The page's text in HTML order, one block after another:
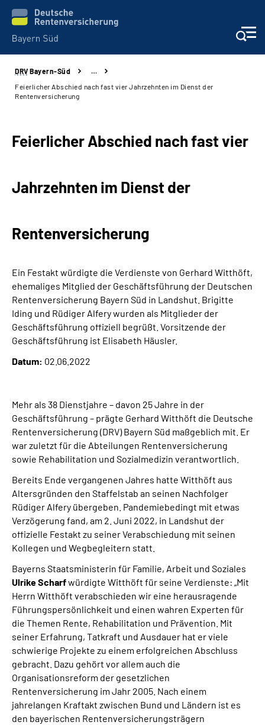
Beratung und Kontakt
Presse
Inhalte in Gebärdensprache (DGS)
Leichte Sprache
Suche
DRV Bayern-Süd
…
Feierlicher Abschied nach fast vier Jahrzehnten im Dienst der
Rentenversicherung
Feierlicher Abschied nach fast vier
Jahrzehnten im Dienst der
Rentenversicherung
Ein Festakt würdigte die Verdienste von Gerhard Witthöft,
ehemaliges Mitglied der Geschäftsführung der Deutschen
Rentenversicherung Bayern Süd in Landshut. Brigitte
Iding und Rüdiger Alfery wurden als Mitglieder der
Geschäftsführung offiziell begrüßt. Vorsitzende der
Geschäftsführung ist Elisabeth Häusler.
Datum: 02.06.2022
Mehr als 38 Dienstjahre – davon 25 Jahre in der
Geschäftsführung – prägte Gerhard Witthöft die Deutsche
Rentenversicherung (DRV) Bayern Süd maßgeblich mit. Er
war zuletzt für die Abteilungen Rentenversicherung
sowie Rehabilitation und Sozialmedizin verantwortlich.
Bereits Ende vergangenen Jahres hatte Witthöft aus
Altersgründen den Staffelstab an seinen Nachfolger
Rüdiger Alfery übergeben. Pandemiebedingt mit etwas
Verzögerung fand, am 2. Juni 2022, in Landshut der
offizielle Festakt zu seiner Verabschiedung mit seinen
Kollegen und Wegbegleitern statt.
Bayerns Staatsministerin für Familie, Arbeit und Soziales
Ulrike Scharfwürdigte Witthöft für seine Verdienste: „Mit
Herrn Witthöft verabschieden wir eine herausragende
Führungspersönlichkeit und einen wahren Experten für
die Themen Rente, Rehabilitation und Prävention. Mit
seiner Erfahrung, Tatkraft und Ausdauer hat er viele
schwierige Projekte zu einem erfolgreichen Abschluss
gebracht. Dazu gehört vor allem auch die
Organisationsreform der gesetzlichen
Rentenversicherung im Jahr 2005. Nach einem
jahrelangen Kraftakt zwischen Bund und Ländern ist es
den bayerischen Rentenversicherungsträgern